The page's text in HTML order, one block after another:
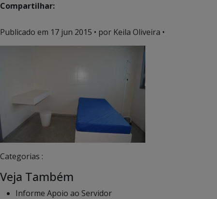
Compartilhar:
Publicado em 17 jun 2015 • por Keila Oliveira •
Categorias :
Veja Também
Informe Apoio ao Servidor